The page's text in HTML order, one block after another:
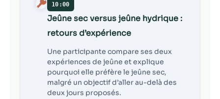
10:00
Jeûne sec versus jeûne hydrique :
retours d’expérience
Une participante compare ses deux
expériences de jeûne et explique
pourquoi elle préfère le jeûne sec,
malgré un objectif d’aller au-delà des
deux jours proposés.